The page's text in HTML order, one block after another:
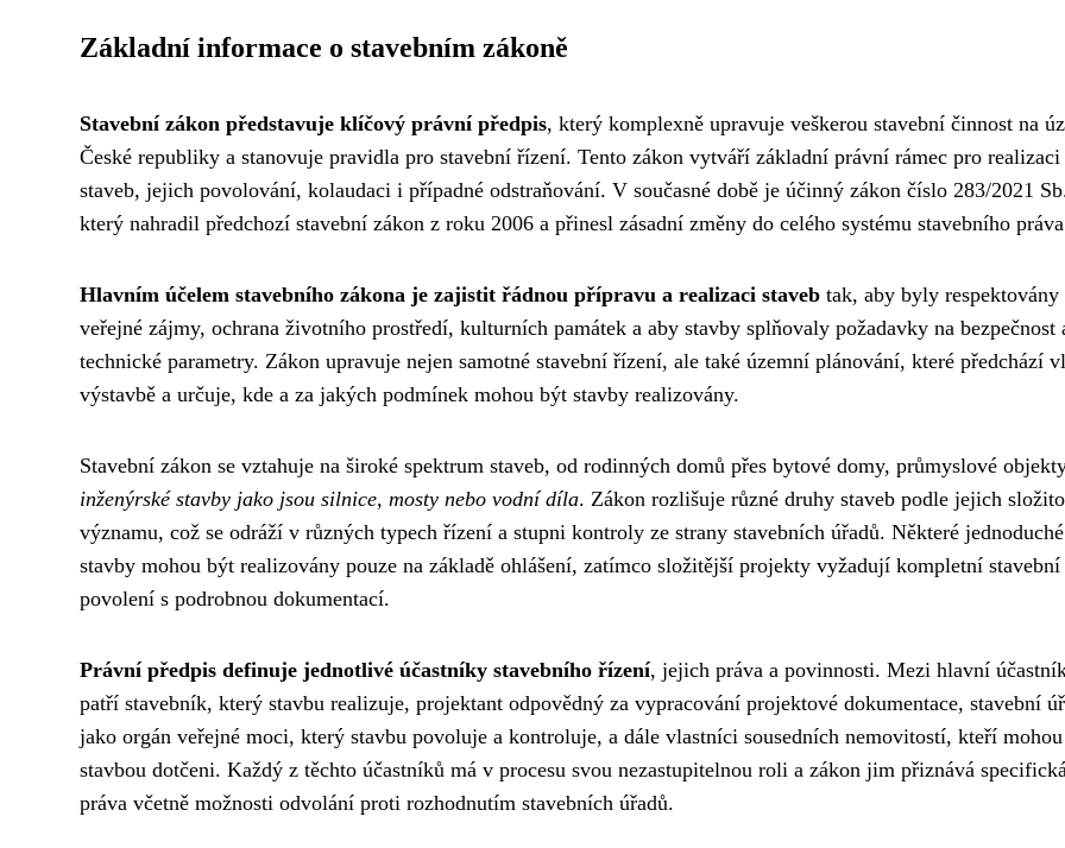
Základní informace o stavebním zákoně
Stavební zákon představuje klíčový právní předpis, který komplexně upravuje veškerou stavební činnost na
České republiky a stanovuje pravidla pro stavební řízení. Tento zákon vytváří základní právní rámec pro realizaci
staveb, jejich povolování, kolaudaci i případné odstraňování. V současné době je účinný zákon číslo 283/2021
který nahradil předchozí stavební zákon z roku 2006 a přinesl zásadní změny do celého systému stavebního
Hlavním účelem stavebního zákona je zajistit řádnou přípravu a realizaci staveb tak, aby byly respektovány
veřejné zájmy, ochrana životního prostředí, kulturních památek a aby stavby splňovaly požadavky na bezpečnost
technické parametry. Zákon upravuje nejen samotné stavební řízení, ale také územní plánování, které předchází
výstavbě a určuje, kde a za jakých podmínek mohou být stavby realizovány.
Stavební zákon se vztahuje na široké spektrum staveb, od rodinných domů přes bytové domy, průmyslové
inženýrské stavby jako jsou silnice, mosty nebo vodní díla. Zákon rozlišuje různé druhy staveb podle jejich
významu, což se odráží v různých typech řízení a stupni kontroly ze strany stavebních úřadů. Některé jednoduché
stavby mohou být realizovány pouze na základě ohlášení, zatímco složitější projekty vyžadují kompletní stavební
povolení s podrobnou dokumentací.
Právní předpis definuje jednotlivé účastníky stavebního řízení, jejich práva a povinnosti. Mezi hlavní
patří stavebník, který stavbu realizuje, projektant odpovědný za vypracování projektové dokumentace, stavební
jako orgán veřejné moci, který stavbu povoluje a kontroluje, a dále vlastníci sousedních nemovitostí, kteří
stavbou dotčeni. Každý z těchto účastníků má v procesu svou nezastupitelnou roli a zákon jim přiznává specifická
práva včetně možnosti odvolání proti rozhodnutím stavebních úřadů.